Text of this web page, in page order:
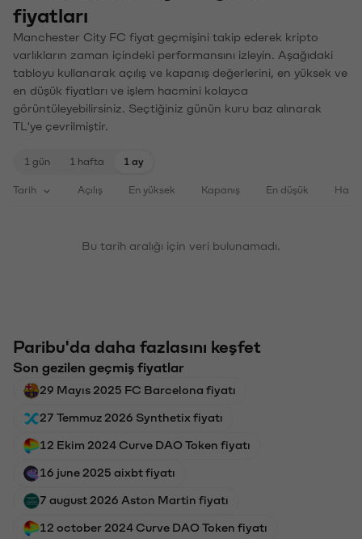
fiyatları
Manchester City FC fiyat geçmişini takip ederek kripto
varlıkların zaman içindeki performansını izleyin. Aşağıdaki
tabloyu kullanarak açılış ve kapanış değerlerini, en yüksek ve
en düşük fiyatları ve işlem hacmini kolayca
görüntüleyebilirsiniz. Seçtiğiniz günün kuru baz alınarak
TL'ye çevrilmiştir.
1 gün 1 hafta 1 ay
Tarih Açılış En yüksek Kapanış En düşük
Bu tarih aralığı için veri bulunamadı.
Paribu'da daha fazlasını keşfet
Son gezilen geçmiş fiyatlar
29 Mayıs 2025 FC Barcelona fiyatı
27 Temmuz 2026 Synthetix fiyatı
12 Ekim 2024 Curve DAO Token fiyatı
16 june 2025 aixbt fiyatı
7 august 2026 Aston Martin fiyatı
12 october 2024 Curve DAO Token fiyatı